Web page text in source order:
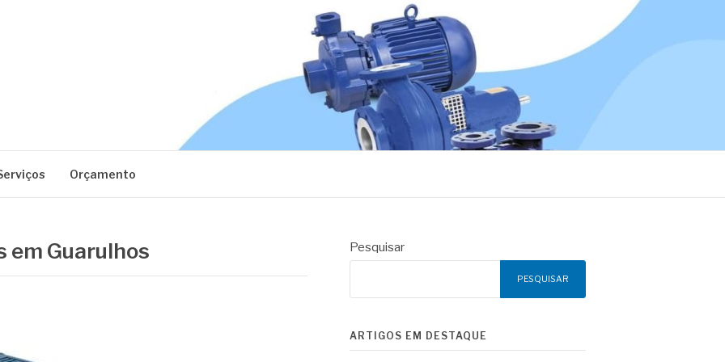
Orçamento
em Guarulhos Pesquisar
PESQUISAR
ARTIGOS EM DESTAQUE